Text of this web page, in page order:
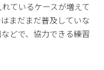
ているケースが増えて
まだまだ普及していな
どで、協力できる練習